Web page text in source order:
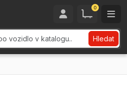
0
Hledat